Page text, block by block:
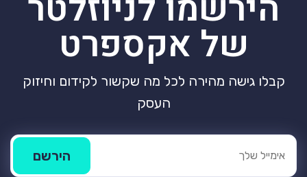
של אקספרט
קבלו גישה מהירה לכל מה שקשור לקידום וחיזוק
העסק